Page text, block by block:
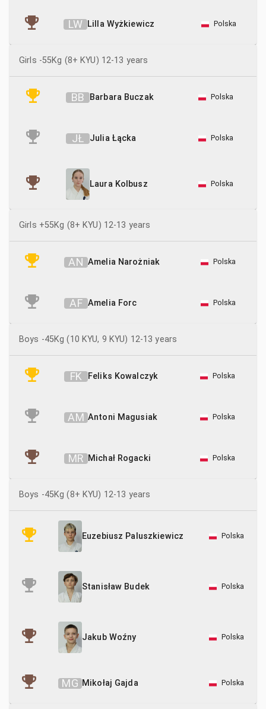
LW Lilla Wyżkiewicz Polska
Girls -55Kg (8+ KYU) 12-13 years
BB Barbara Buczak Polska
JŁ Julia Łącka Polska
Laura Kolbusz Polska
Girls +55Kg (8+ KYU) 12-13 years
AN Amelia Narożniak Polska
AF Amelia Forc Polska
Boys -45Kg (10 KYU, 9 KYU) 12-13 years
FK Feliks Kowalczyk Polska
AM Antoni Magusiak Polska
MR Michał Rogacki Polska
Boys -45Kg (8+ KYU) 12-13 years
Euzebiusz Paluszkiewicz Polska
Stanisław Budek Polska
Jakub Woźny Polska
MG Mikołaj Gajda Polska